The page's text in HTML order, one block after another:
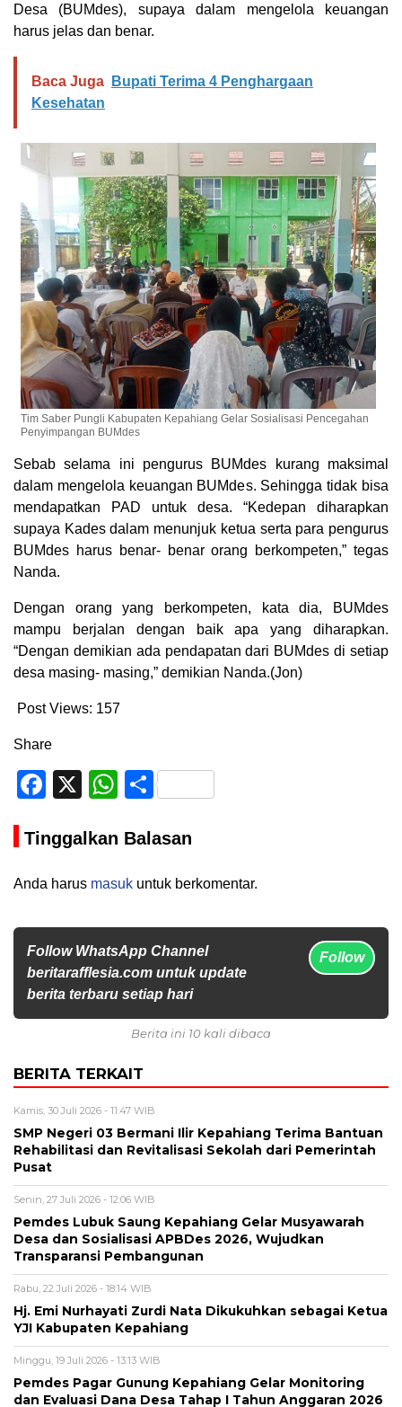
Desa (BUMdes), supaya dalam mengelola keuangan
harus jelas dan benar.
Baca Juga
Bupati Terima 4 Penghargaan
Kesehatan
Tim Saber Pungli Kabupaten Kepahiang Gelar Sosialisasi Pencegahan
Penyimpangan BUMdes
Sebab selama ini pengurus BUMdes kurang maksimal
dalam mengelola keuangan BUMdes. Sehingga tidak bisa
mendapatkan PAD untuk desa. “Kedepan diharapkan
supaya Kades dalam menunjuk ketua serta para pengurus
BUMdes harus benar- benar orang berkompeten,” tegas
Nanda.
Dengan orang yang berkompeten, kata dia, BUMdes
mampu berjalan dengan baik apa yang diharapkan.
“Dengan demikian ada pendapatan dari BUMdes di setiap
desa masing- masing,” demikian Nanda.(Jon)
Post Views: 157
Share
Facebook
X WhatsApp
Share
Tinggalkan Balasan
Anda harus masuk untuk berkomentar.
Follow WhatsApp Channel
beritarafflesia.com untuk update
berita terbaru setiap hari
Follow
Berita ini 10 kali dibaca
BERITA TERKAIT
Kamis, 30 Juli 2026 - 11:47 WIB
SMP Negeri 03 Bermani Ilir Kepahiang Terima Bantuan
Rehabilitasi dan Revitalisasi Sekolah dari Pemerintah
Pusat
Senin, 27 Juli 2026 - 12:06 WIB
Pemdes Lubuk Saung Kepahiang Gelar Musyawarah
Desa dan Sosialisasi APBDes 2026, Wujudkan
Transparansi Pembangunan
Rabu, 22 Juli 2026 - 18:14 WIB
Hj. Emi Nurhayati Zurdi Nata Dikukuhkan sebagai Ketua
YJI Kabupaten Kepahiang
Minggu, 19 Juli 2026 - 13:13 WIB
Pemdes Pagar Gunung Kepahiang Gelar Monitoring
dan Evaluasi Dana Desa Tahap I Tahun Anggaran 2026